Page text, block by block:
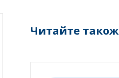
Читайте також